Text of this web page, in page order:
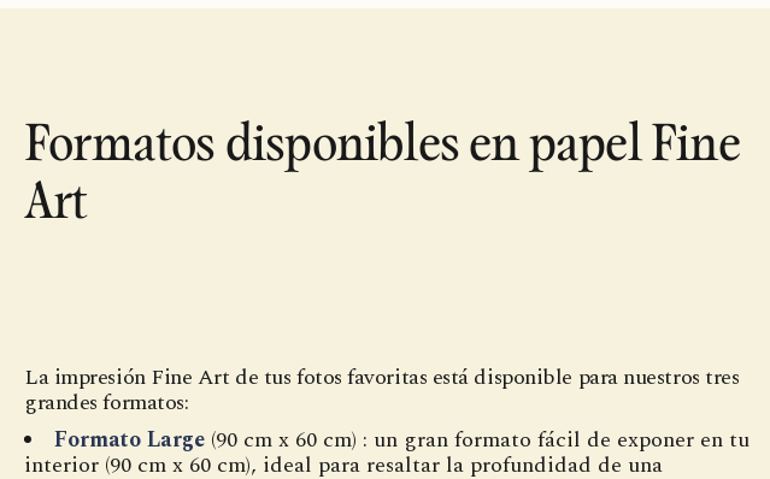
Formatos disponibles en papel Fine
Art
La impresión Fine Art de tus fotos favoritas está disponible para nuestros tres
grandes formatos:
Formato Large (90 cm x 60 cm) : un gran formato fácil de exponer en tu
interior (90 cm x 60 cm), ideal para resaltar la profundidad de una